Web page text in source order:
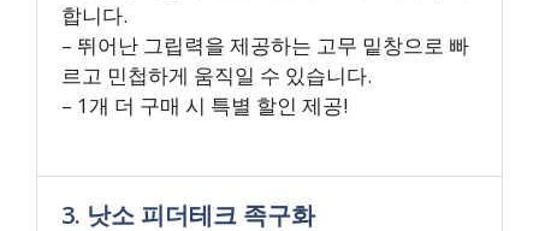
합니다.
– 뛰어난 그립력을 제공하는 고무 밑창으로 빠
르고 민첩하게 움직일 수 있습니다.
– 1개 더 구매 시 특별 할인 제공!
3. 낫소 피더테크 족구화